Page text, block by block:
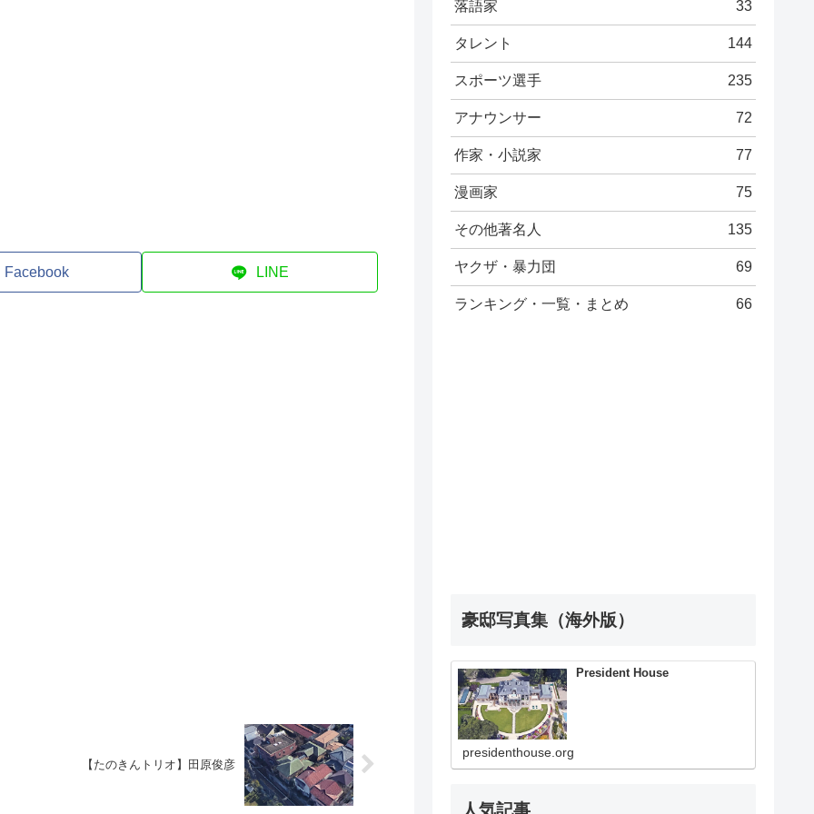
Facebook LINE
【たのきんトリオ】田原俊彦
落語家 33
タレント 144
スポーツ選手 235
アナウンサー 72
作家・小説家 77
漫画家 75
その他著名人 135
ヤクザ・暴力団 69
ランキング・一覧・まとめ 66
豪邸写真集（海外版）
President House
presidenthouse.org
人気記事